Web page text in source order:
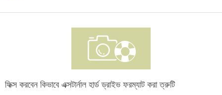
ফিক্স করবেন কিভাবে এক্সটার্নাল হার্ড ড্রাইভ ফরম্যাট করা ত্রুটি